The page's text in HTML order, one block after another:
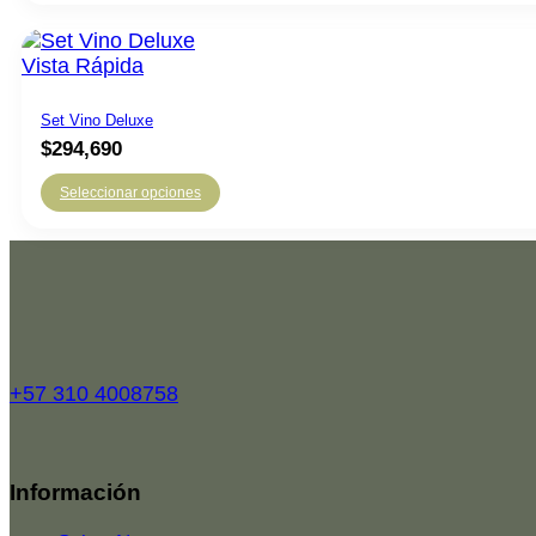
Vista Rápida
Set Vino Deluxe
$294,690
Seleccionar opciones
+57 310 4008758
Rated
Información